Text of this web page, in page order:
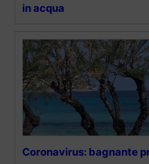
in acqua
Coronavirus: bagnante